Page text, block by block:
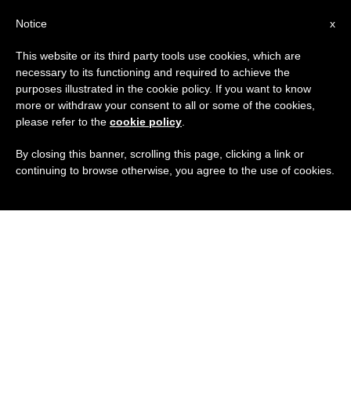
x
Notice
This website or its third party tools use cookies, which are
necessary to its functioning and required to achieve the
purposes illustrated in the cookie policy. If you want to know
more or withdraw your consent to all or some of the cookies,
please refer to the cookie policy
By closing this banner, scrolling this page, clicking a link or
continuing to browse otherwise, you agree to the use of cookies.